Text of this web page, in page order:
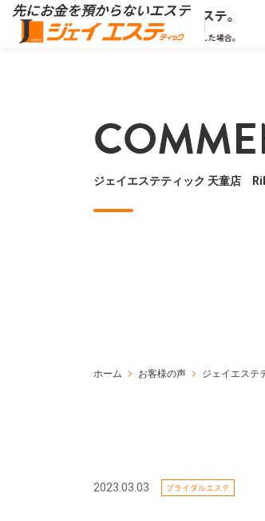
預からないエステ、※ ジェイエステ。
※当社の推奨する支払い方法で決済した場合。
ジェイエステティック 天童店
ホーム お客様の声 ジェイエステ
2023.03.03 ブライダルエステ